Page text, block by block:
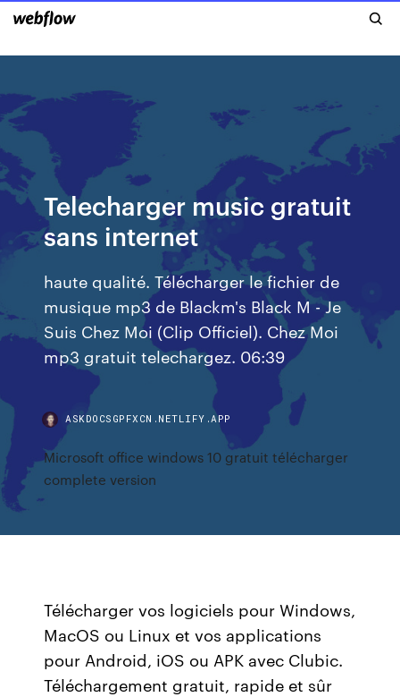
Telecharger music gratuit
sans internet
haute qualité. Télécharger le fichier de
musique mp3 de Blackm's Black M - Je
Suis Chez Moi (Clip Officiel). Chez Moi
mp3 gratuit telechargez. 06:39
ASKDOCSGPFXCN.NETLIFY.APP
Microsoft office windows 10 gratuit télécharger
complete version
Télécharger vos logiciels pour Windows,
MacOS ou Linux et vos applications
pour Android, iOS ou APK avec Clubic.
Téléchargement gratuit, rapide et sûr